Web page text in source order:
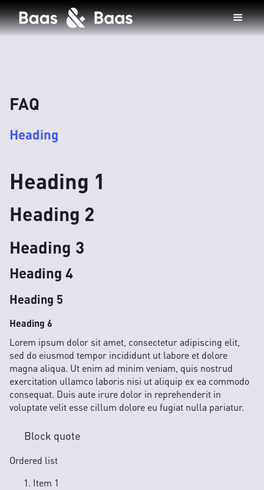
FAQ
Heading
Heading 1
Heading 2
Heading 3
Heading 4
Heading 5
Heading 6
Lorem ipsum dolor sit amet, consectetur adipiscing elit,
sed do eiusmod tempor incididunt ut labore et dolore
magna aliqua. Ut enim ad minim veniam, quis nostrud
exercitation ullamco laboris nisi ut aliquip ex ea commodo
consequat. Duis aute irure dolor in reprehenderit in
voluptate velit esse cillum dolore eu fugiat nulla pariatur.
Block quote
Ordered list
Item 1